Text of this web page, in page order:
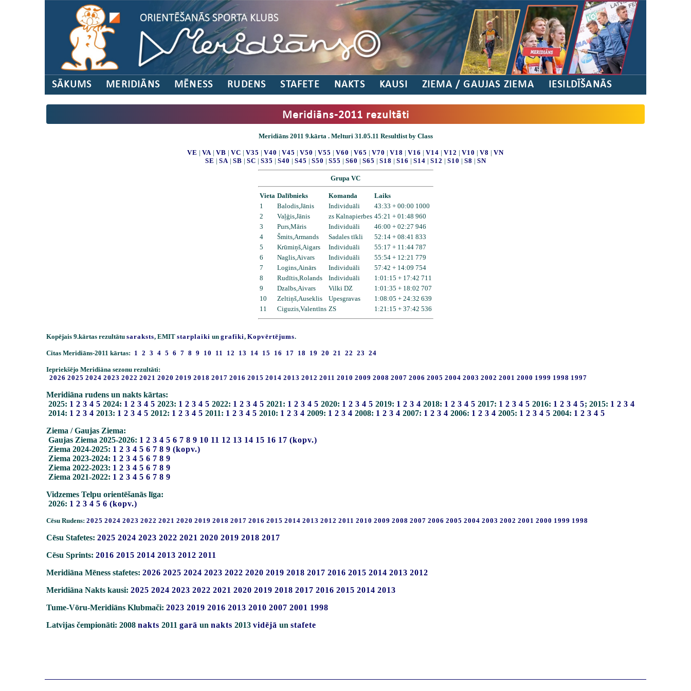
SĀKUMS MERIDIĀNS MĒNESS RUDENS STAFETE NAKTS KAUSI ZIEMA / GAUJAS ZIEMA IESILDĪŠANĀS
Meridiāns-2011 rezultāti
Meridiāns 2011 9.kārta . Melturi 31.05.11 Resultlist by Class
VE | VA | VB | VC | V35 | V40 | V45 | V50 | V55 | V60 | V65 | V70 | V18 | V16 | V14 | V12 | V10 | V8 | VN
SE | SA | SB | SC | S35 | S40 | S45 | S50 | S55 | S60 | S65 | S18 | S16 | S14 | S12 | S10 | S8 | SN
Grupa VC
Vieta Dalībnieks Komanda
Laiks
1
Balodis,Jānis Individuāli
43:33 + 00:00 1000
2
Vaļģis,Jānis zs Kalnapierbes 45:21 + 01:48 960
3
Purs,Māris Individuāli
46:00 + 02:27 946
4
Šmits,Armands Sadales tīkli
52:14 + 08:41 833
5
Krūmiņš,Aigars Individuāli
55:17 + 11:44 787
6
Naglis,Aivars Individuāli
55:54 + 12:21 779
7
Logins,Ainārs Individuāli
57:42 + 14:09 754
8
Rudītis,Rolands Individuāli
1:01:15 + 17:42 711
9
Dzalbs,Aivars Vilki DZ
1:01:35 + 18:02 707
10
Zeltiņš,Auseklis Upesgravas
1:08:05 + 24:32 639
11
Ciguzis,Valentīns ZS 1:21:15 + 37:42 536
Kopējais 9.kārtas rezultātu saraksts, EMIT starplaiki un grafiki, Kopvērtējums.
Citas Meridiāns-2011 kārtas: 1 2 3 4 5 6 7 8 9 10 11 12 13 14 15 16 17 18 19 20 21 22 23 24
Iepriekšējo Meridiāna sezonu rezultāti:
2026 2025 2024 2023 2022 2021 2020 2019 2018 2017 2016 2015 2014 2013 2012 2011 2010 2009 2008 2007 2006 2005 2004 2003 2002 2001 2000 1999 1998 1997
Meridiāna rudens un nakts kārtas:
2025: 1 2 3 4 5 2024: 1 2 3 4 5 2023: 1 2 3 4 5 2022: 1 2 3 4 5 2021: 1 2 3 4 5 2020: 1 2 3 4 5 2019: 1 2 3 4 2018: 1 2 3 4 5 2017: 1 2 3 4 5 2016: 1 2 3 4 5; 2015: 1 2 3 4
2014: 1 2 3 4 2013: 1 2 3 4 5 2012: 1 2 3 4 5 2011: 1 2 3 4 5 2010: 1 2 3 4 2009: 1 2 3 4 2008: 1 2 3 4 2007: 1 2 3 4 2006: 1 2 3 4 2005: 1 2 3 4 5 2004: 1 2 3 4 5
Ziema / Gaujas Ziema:
Gaujas Ziema 2025-2026: 1 2 3 4 5 6 7 8 9 10 11 12 13 14 15 16 17 (kopv.)
Ziema 2024-2025: 1 2 3 4 5 6 7 8 9 (kopv.)
Ziema 2023-2024: 1 2 3 4 5 6 7 8 9
Ziema 2022-2023: 1 2 3 4 5 6 7 8 9
Ziema 2021-2022: 1 2 3 4 5 6 7 8 9
Vidzemes Telpu orientēšanās līga:
2026: 1 2 3 4 5 6 (kopv.)
Cēsu Rudens: 2025 2024 2023 2022 2021 2020 2019 2018 2017 2016 2015 2014 2013 2012 2011 2010 2009 2008 2007 2006 2005 2004 2003 2002 2001 2000 1999 1998
Cēsu Stafetes: 2025 2024 2023 2022 2021 2020 2019 2018 2017
Cēsu Sprints: 2016 2015 2014 2013 2012 2011
Meridiāna Mēness stafetes: 2026 2025 2024 2023 2022 2020 2019 2018 2017 2016 2015 2014 2013 2012
Meridiāna Nakts kausi: 2025 2024 2023 2022 2021 2020 2019 2018 2017 2016 2015 2014 2013
Tume-Vōru-Meridiāns Klubmači: 2023 2019 2016 2013 2010 2007 2001 1998
Latvijas čempionāti: 2008 nakts 2011 garā un nakts 2013 vidējā un stafete